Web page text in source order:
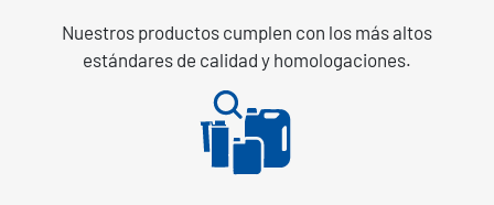
Nuestros productos cumplen con los más altos
estándares de calidad y homologaciones.